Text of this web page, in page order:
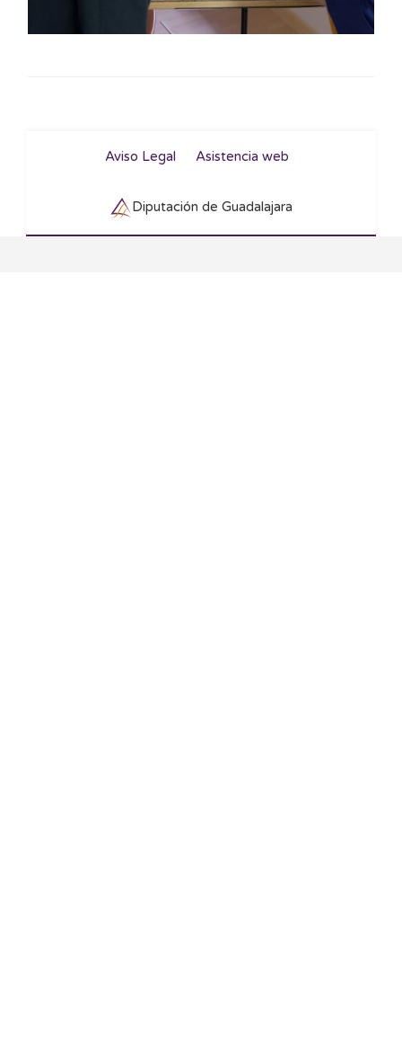
Aviso Legal Asistencia web
Diputación de Guadalajara